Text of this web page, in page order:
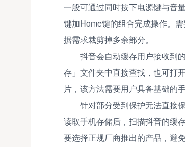
一般可通过同时按下电源键与音
键加Home键的组合完成操作。
据需求裁剪掉多余部分。
抖音会自动缓存用户接收到
存」文件夹中直接查找，也可打
片，该方法需要用户具备基础的
针对部分受到保护无法直接
读取手机存储后，扫描抖音的缓
要选择正规厂商推出的产品，避